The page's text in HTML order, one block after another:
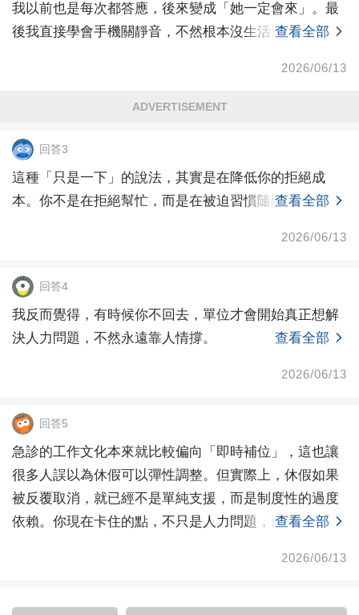
我以前也是每次都答應，後來變成「她一定會來」。最
後我直接學會手機關靜音，不然根本沒生活。查看全部
2026/06/13
ADVERTISEMENT
回答3
這種「只是一下」的說法，其實是在降低你的拒絕成
本。你不是在拒絕幫忙，而是在被迫習慣隨時待命。
查看全部
2026/06/13
回答4
我反而覺得，有時候你不回去，單位才會開始真正想解
決人力問題，不然永遠靠人情撐。
查看全部
2026/06/13
回答5
急診的工作文化本來就比較偏向「即時補位」，這也讓
很多人誤以為休假可以彈性調整。但實際上，休假如果
被反覆取消，就已經不是單純支援，而是制度性的過度
依賴。你現在卡住的點，不只是人力問題，而是心理壓
查看全部
2026/06/13